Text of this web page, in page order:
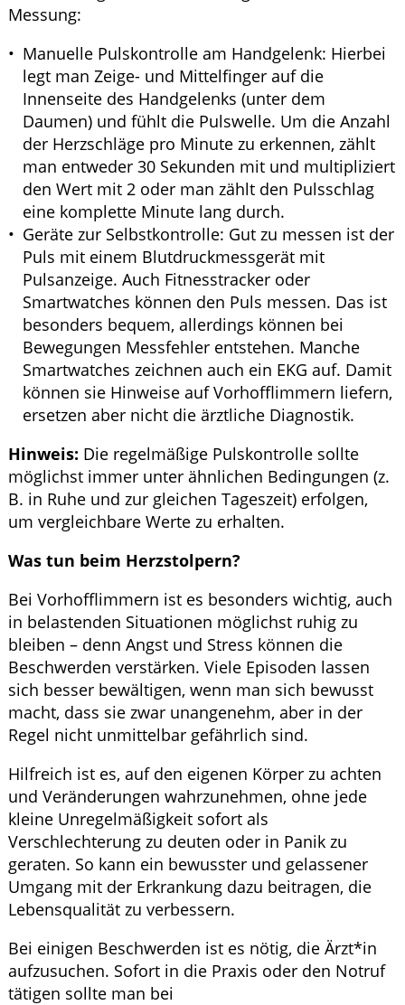
Messung:
Manuelle Pulskontrolle am Handgelenk: Hierbei
legt man Zeige- und Mittelfinger auf die
Innenseite des Handgelenks (unter dem
Daumen) und fühlt die Pulswelle. Um die Anzahl
der Herzschläge pro Minute zu erkennen, zählt
man entweder 30 Sekunden mit und multipliziert
den Wert mit 2 oder man zählt den Pulsschlag
eine komplette Minute lang durch.
Geräte zur Selbstkontrolle: Gut zu messen ist der
Puls mit einem Blutdruckmessgerät mit
Pulsanzeige. Auch Fitnesstracker oder
Smartwatches können den Puls messen. Das ist
besonders bequem, allerdings können bei
Bewegungen Messfehler entstehen. Manche
Smartwatches zeichnen auch ein EKG auf. Damit
können sie Hinweise auf Vorhofflimmern liefern,
ersetzen aber nicht die ärztliche Diagnostik.
Hinweis: Die regelmäßige Pulskontrolle sollte
möglichst immer unter ähnlichen Bedingungen (z.
B. in Ruhe und zur gleichen Tageszeit) erfolgen,
um vergleichbare Werte zu erhalten.
Was tun beim Herzstolpern?
Bei Vorhofflimmern ist es besonders wichtig, auch
in belastenden Situationen möglichst ruhig zu
bleiben – denn Angst und Stress können die
Beschwerden verstärken. Viele Episoden lassen
sich besser bewältigen, wenn man sich bewusst
macht, dass sie zwar unangenehm, aber in der
Regel nicht unmittelbar gefährlich sind.
Hilfreich ist es, auf den eigenen Körper zu achten
und Veränderungen wahrzunehmen, ohne jede
kleine Unregelmäßigkeit sofort als
Verschlechterung zu deuten oder in Panik zu
geraten. So kann ein bewusster und gelassener
Umgang mit der Erkrankung dazu beitragen, die
Lebensqualität zu verbessern.
Bei einigen Beschwerden ist es nötig, die Ärzt*in
aufzusuchen. Sofort in die Praxis oder den Notruf
tätigen sollte man bei